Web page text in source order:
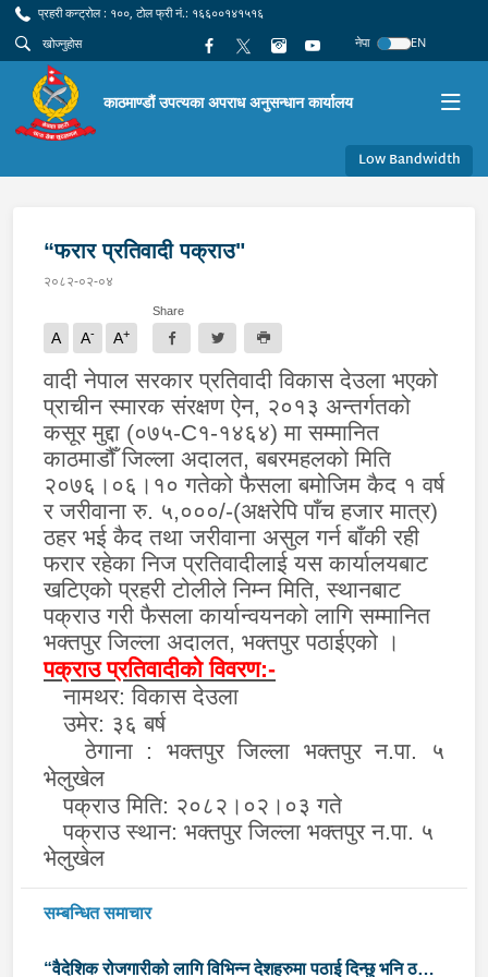
प्रहरी कन्ट्रोल : १००, टोल फ्री नं.: १६६००१४१५१६
नेपा
EN
काठमाण्डौं उपत्यका अपराध अनुसन्धान कार्यालय
Low Bandwidth
“फरार प्रतिवादी पक्राउ"
२०८२-०२-०४
A A- A+
Share
वादी नेपाल सरकार प्रतिवादीविकास देउला भएको
प्राचीन स्मारक संरक्षण ऐन, २०१३ अन्तर्गतको
कसूर मुद्दा (०७५-C१-१४६४) मा सम्मानित
काठमाडौँ जिल्ला अदालत, बबरमहलको मिति
२०७६।०६।१० गतेको फैसला बमोजिम कैद १ वर्ष
र जरीवाना रु. ५,०००/-(अक्षरेपि पाँच हजार मात्र)
ठहर भई कैद तथा जरीवाना असुल गर्न बाँकी रही
फरार रहेका निज प्रतिवादीलाई यस कार्यालयबाट
खटिएको प्रहरी टोलीले निम्न मिति, स्थानबाट
पक्राउ गरी फैसला कार्यान्वयनको लागि सम्मानित
भक्तपुर जिल्ला अदालत, भक्तपुरपठाईएको ।
पक्राउ प्रतिवादीको विवरण:-
नामथर:विकास देउला
उमेर: ३६ बर्ष
ठेगाना : भक्तपुर जिल्ला भक्तपुरन.पा.
५
भेलुखेल
पक्राउ मिति: २०८२।०२।०३ गते
पक्राउ स्थान: भक्तपुर जिल्ला भक्तपुरन.पा. ५
भेलुखेल
सम्बन्धित समाचार
“वैदेशिक रोजगारीको लागि विभिन्न देशहरुमा पठाई दिन्छु भनि ठगी